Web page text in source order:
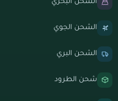
الشحن البحري
الشحن الجوي
الشحن البري
شحن الطرود